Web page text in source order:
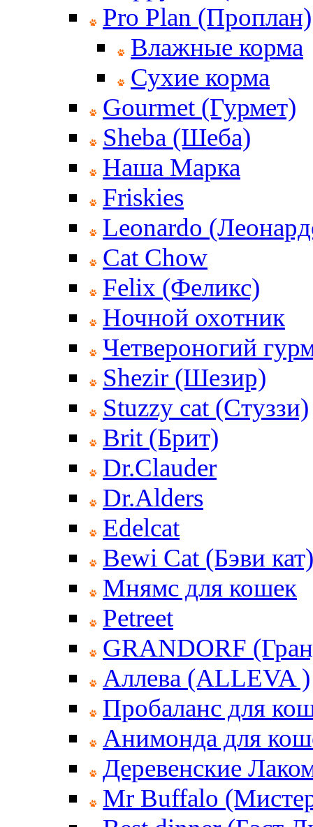
Pro Plan (Проплан)
Влажные корма
Сухие корма
Gourmet (Гурмет)
Sheba (Шеба)
Наша Марка
Friskies
Leonardo
Cat Chow
Felix (Феликс)
Ночной охотник
Четвероногий
Shezir (Шезир)
Stuzzy cat (Стуззи)
Brit (Брит)
Dr.Clauder
Dr.Alders
Edelcat
Bewi Cat (Бэви кат)
Мнямс для кошек
Petreet
GRANDORF
Аллева (ALLEVA )
Пробаланс для
Анимонда для
Деревенские
Mr Buffalo